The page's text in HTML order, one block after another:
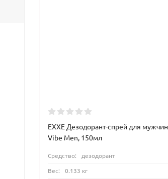
EXXE Дезодорант-спрей для мужчин
Vibe Men, 150мл
Средство:
дезодорант
Вес:
0.133 кг